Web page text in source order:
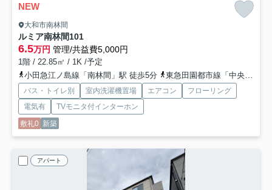
NEW
大和市南林間
ルミア南林間101
6.5万円 管理/共益費5,000円
1階 / 22.85㎡ / 1K /予定
小田急江ノ島線「南林間」駅 徒歩5分
東急田園都市線「中央林間」駅 徒歩13分
バス・トイレ別 室内洗濯機置場 エアコン
フローリング
電気有
TVモニタ付インターホン
敷礼0 新築
アパート